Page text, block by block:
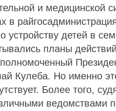
и медицинской
в
устройству детей в
планы
Кулеба. Но именно
Более того,
ведомствами